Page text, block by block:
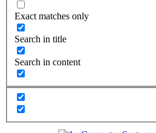
Exact matches only
Search in title
Search in content